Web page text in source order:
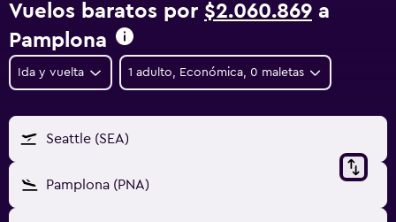
Vuelos baratos por $2.060.869 a
Pamplona
Ida y vuelta 1 adulto, Económica, 0 maletas
Seattle (SEA)
Pamplona (PNA)